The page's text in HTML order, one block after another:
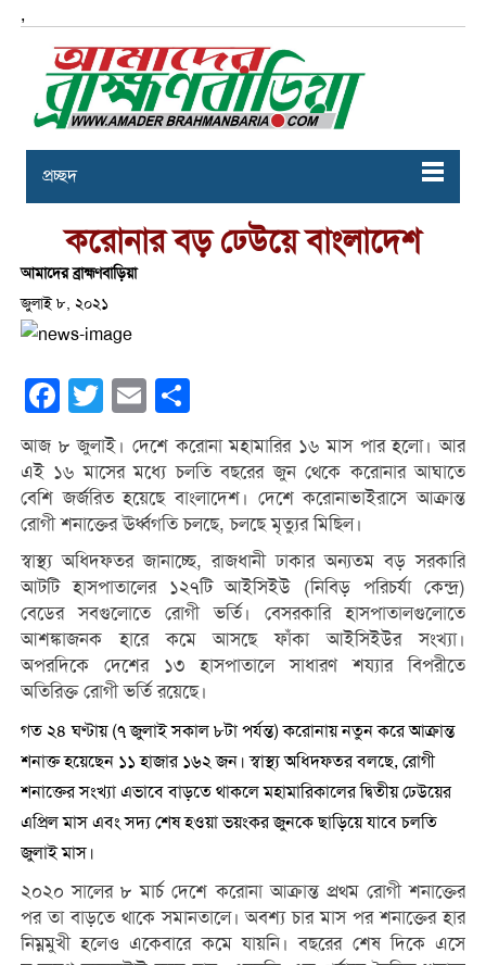
,
প্রচ্ছদ
করোনার বড় ঢেউয়ে বাংলাদেশ
আমাদের ব্রাহ্মণবাড়িয়া
জুলাই ৮, ২০২১
Facebook
Twitter Email
আজ ৮ জুলাই। দেশে করোনা মহামারির ১৬ মাস পার হলো। আর
এই ১৬ মাসের মধ্যে চলতি বছরের জুন থেকে করোনার আঘাতে
বেশি জর্জরিত হয়েছে বাংলাদেশ। দেশে করোনাভাইরাসে আক্রান্ত
রোগী শনাক্তের ঊর্ধ্বগতি চলছে, চলছে মৃত্যুর মিছিল।
স্বাস্থ্য অধিদফতর জানাচ্ছে, রাজধানী ঢাকার অন্যতম বড় সরকারি
আটটি হাসপাতালের ১২৭টি আইসিইউ (নিবিড় পরিচর্যা কেন্দ্র)
বেডের সবগুলোতে রোগী ভর্তি। বেসরকারি হাসপাতালগুলোতে
আশঙ্কাজনক হারে কমে আসছে ফাঁকা আইসিইউর সংখ্যা।
অপরদিকে দেশের ১৩ হাসপাতালে সাধারণ শয্যার বিপরীতে
অতিরিক্ত রোগী ভর্তি রয়েছে।
গত ২৪ ঘণ্টায় (৭ জুলাই সকাল ৮টা পর্যন্ত) করোনায় নতুন করে আক্রান্ত
শনাক্ত হয়েছেন ১১ হাজার ১৬২ জন। স্বাস্থ্য অধিদফতর বলছে, রোগী
শনাক্তের সংখ্যা এভাবে বাড়তে থাকলে মহামারিকালের দ্বিতীয় ঢেউয়ের
এপ্রিল মাস এবং সদ্য শেষ হওয়া ভয়ংকর জুনকে ছাড়িয়ে যাবে চলতি
জুলাই মাস।
২০২০ সালের ৮ মার্চ দেশে করোনা আক্রান্ত প্রথম রোগী শনাক্তের
পর তা বাড়তে থাকে সমানতালে। অবশ্য চার মাস পর শনাক্তের হার
নিম্নমুখী হলেও একেবারে কমে যায়নি। বছরের শেষ দিকে এসে